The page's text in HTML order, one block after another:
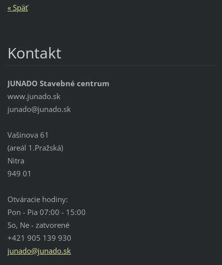
« Späť
Kontakt
JUNADO Stavebné centrum
www.junado.sk
junado@junado.sk
Vašinova 61
(areál 1.Pražská)
Nitra
949 01
Otváracie hodiny:
Pon - Pia 07:00 - 15:00
So, Ne - zatvorené
+421 905 139 930
junado@junado.sk